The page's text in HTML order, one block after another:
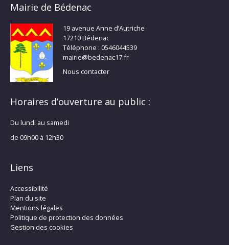
Mairie de Bédenac
19 avenue Anne d’Autriche
17210 Bédenac
Téléphone : 0546044539
mairie@bedenac17.fr
Nous contacter
Horaires d’ouverture au public :
Du lundi au samedi
de 09h00 à 12h30
Liens
Accessibilité
Plan du site
Mentions légales
Politique de protection des données
Gestion des cookies